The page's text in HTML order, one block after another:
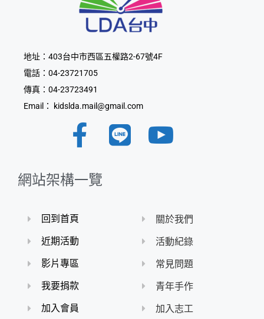
地址：403台中市西區五權路2-67號4F
電話：04-23721705
傳真：04-23723491
Email： kidslda.mail@gmail.com
網站架構一覽
回到首頁
近期活動
影片專區
我要捐款
加入會員
關於我們
活動紀錄
常見問題
青年手作
加入志工